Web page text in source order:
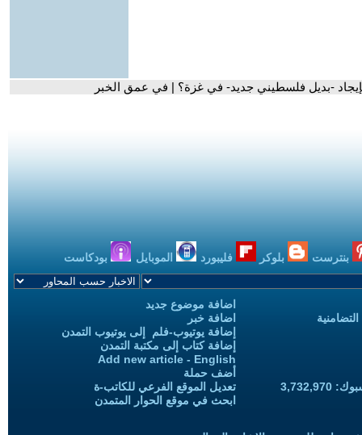
-بديل فلسطيني جديد- في غزة؟ | في عمق الخبر
بنترست بلوكر فليبورد الموبايل بودكاست
اضافة موضوع جديد
اضافة خبر
إضافة يوتيوب-فلم إلى يوتيوب التمدن
إضافة كتاب إلى مكتبة التمدن
Add new article - English
أضف حملة
تعديل الموقع الفرعي للكاتب-ة
ابحث في موقع الحوار المتمدن